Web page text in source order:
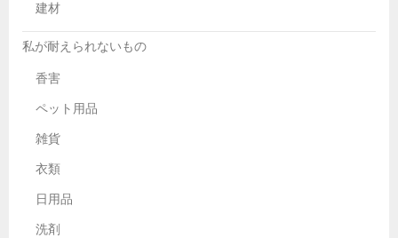
建材
私が耐えられないもの
香害
ペット用品
雑貨
衣類
日用品
洗剤